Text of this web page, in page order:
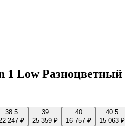
1 Low Разноцветный
38.5
22 247 ₽
39
25 359 ₽
40
16 757 ₽
40.5
15 063 ₽